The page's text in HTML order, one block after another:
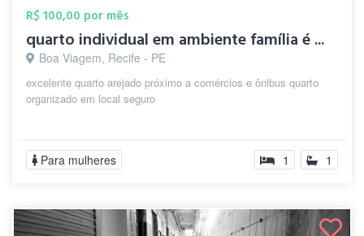
R$ 100,00 por mês
quarto individual em ambiente família é ...
Boa Viagem, Recife - PE
excelente quarto arejado próximo a comércios e ônibus quarto
organizado em local seguro
Para mulheres 1 1